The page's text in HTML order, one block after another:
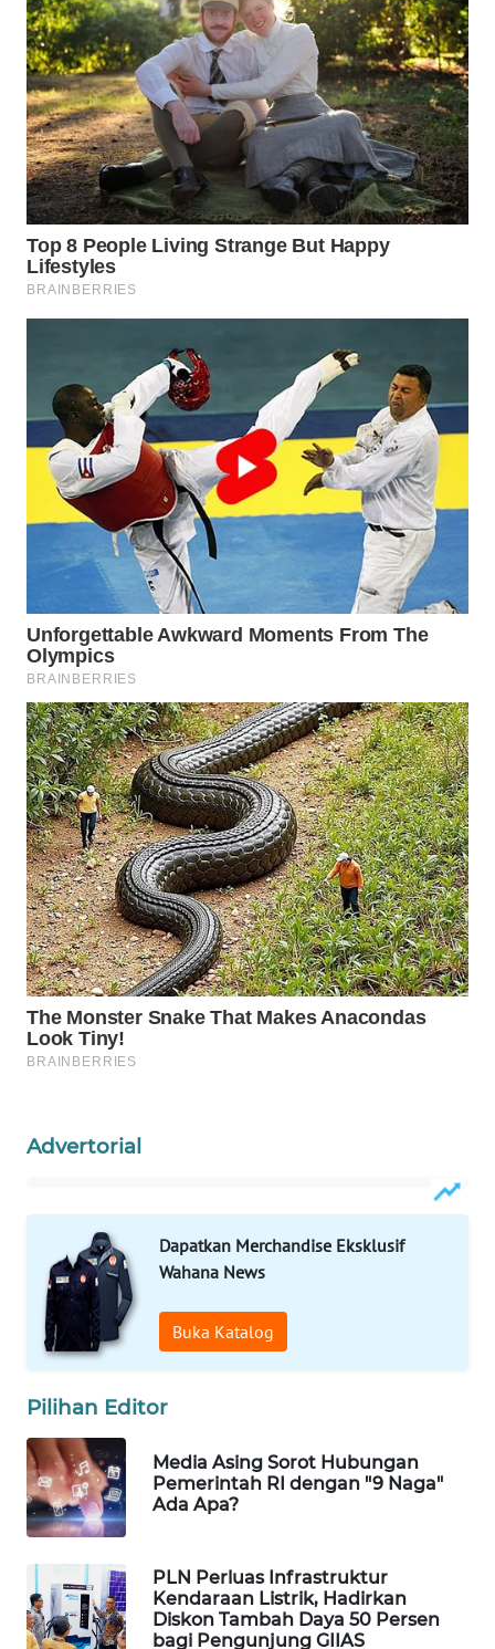
Advertorial
Dapatkan Merchandise Eksklusif
Wahana News
Buka Katalog
Pilihan Editor
Media Asing Sorot Hubungan
Pemerintah RI dengan "9 Naga"
Ada Apa?
PLN Perluas Infrastruktur
Kendaraan Listrik, Hadirkan
Diskon Tambah Daya 50 Persen
bagi Pengunjung GIIAS
WAHANA
INFRASTRUKTUR
WAHANA
KONSUMEN
WAHANA
LISTRIK
WAHANA
TRAVEL
TV
WAHANANEWS
ID
WAHANANEWS
CO ID
WAHANANEWS
NET
WAHANA
SPORT
WAHANA
UMKM
WAHANA
SELEB
WAHANA
PERSONA
WAHANA
OTOMOTIF
LAPAK
WAHANA
Wahana
KONSUMEN
LISTRIK
MASYARAKAT
WALINKI
ID